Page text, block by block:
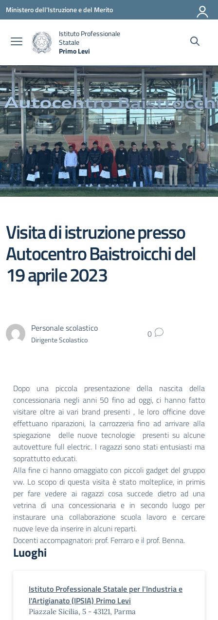
Vai ai contenuti
Vai al menu di navigazione
Vai al footer
Ministero dell'Istruzione e del Merito
Istituto Professionale
Statale
Primo Levi
Visita di istruzione presso
Autocentro Baistroicchi del
19 aprile 2023
Personale scolastico
Dirigente Scolastico 0
Dopo una piccola presentazione della nascita della
concessionaria negli anni 50 fino ad oggi, ci hanno fatto
visitare oltre ai vari brand presenti , le loro officine dove
effettuano riparazioni, la carrozzeria fino ad arrivare alla
spiegazione delle nuove tecnologie presenti su alcune
autovetture full electric. I ragazzi sono stati entusiasti ma
soprattutto educati.
Alla fine ci hanno omaggiato con piccoli gadget del gruppo
vw. Lo scopo di questa visita è stato molteplice, in primis
per fare vedere ai ragazzi cosa succede dietro ad una
vetrina di una concessionaria e in secondo luogo per
instaurare una collaborazione scuola lavoro e cercare
nuove leve da inserire in alcuni reparti.
Docenti accompagnatori: prof. Ferraro e il prof. Benna.
Luoghi
Istituto Professionale Statale per l'Industria e
l'Artigianato (IPSIA) Primo Levi
Piazzale Sicilia, 5 - 43121, Parma